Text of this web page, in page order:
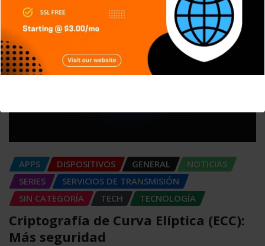
APPS DISPOSITIVOS GENERAL
NOTICIAS
SERIES
SERVICIOS DE TRANSMISIÓN
SIN CATEGORÍA
TECH TECNOLOGÍA
Criptografía de Curva Elíptica (ECC):
Más seguridad